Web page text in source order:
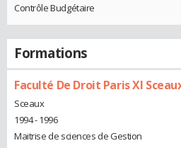
Contrôle Budgétaire
Formations
Faculté De Droit Paris XI
Sceaux
1994 - 1996
Maitrise de sciences de Gestion